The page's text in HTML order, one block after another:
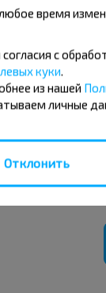
время
согласия с
куки.
из нашей
личные
Отклонить